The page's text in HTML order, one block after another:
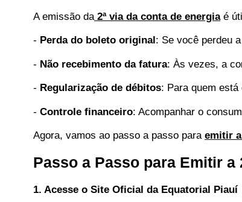
A emissão da 2ª via da conta de energiaé
- Perda do boleto original: Se você perdeu
- Não recebimento da fatura: Às vezes, a
- Regularização de débitos: Para quem
- Controle financeiro: Acompanhar o
Agora, vamos ao passo a passo para emitir
Passo a Passo para Emitir a
1. Acesse o Site Oficial da Equatorial Piauí